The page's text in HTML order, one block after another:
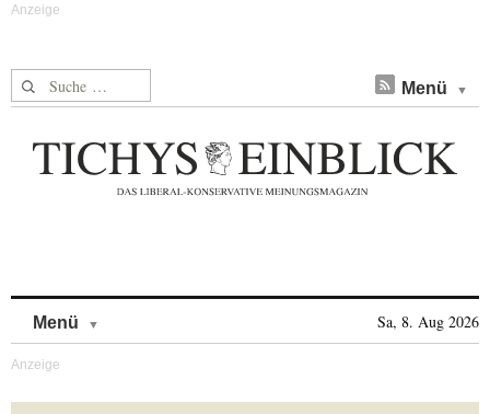
Suche nach: Menü
Menü Sa, 8. Aug 2026